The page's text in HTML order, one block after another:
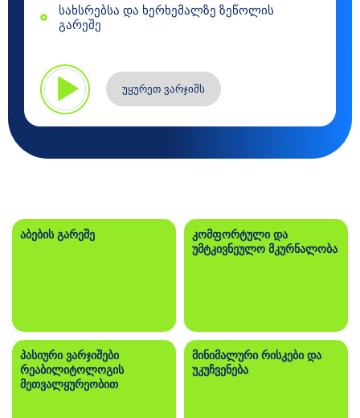
სახსრებსა და ხერხემალზე ზეწოლის
გარეშე
უყურეთ ვარჯიშს
აბების გარეშე
კომფორტული და
უმტკივნეულო მკურნალობა
პასიური ვარჯიშები
რეაბილიტოლოგის
მეთვალყურეობით
მინიმალური რისკები და
უკუჩვენება